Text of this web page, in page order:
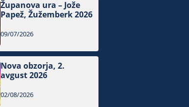
Županova ura – Jože
Papež, Žužemberk 2026
09/07/2026
Nova obzorja, 2.
avgust 2026
02/08/2026